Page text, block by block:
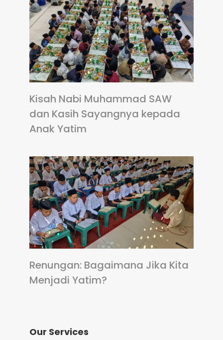
Kisah Nabi Muhammad SAW
dan Kasih Sayangnya kepada
Anak Yatim
Renungan: Bagaimana Jika Kita
Menjadi Yatim?
Our Services